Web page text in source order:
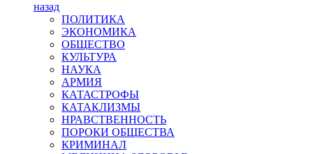
назад
ПОЛИТИКА
ЭКОНОМИКА
ОБЩЕСТВО
КУЛЬТУРА
НАУКА
АРМИЯ
КАТАСТРОФЫ
КАТАКЛИЗМЫ
НРАВСТВЕННОСТЬ
ПОРОКИ ОБЩЕСТВА
КРИМИНАЛ